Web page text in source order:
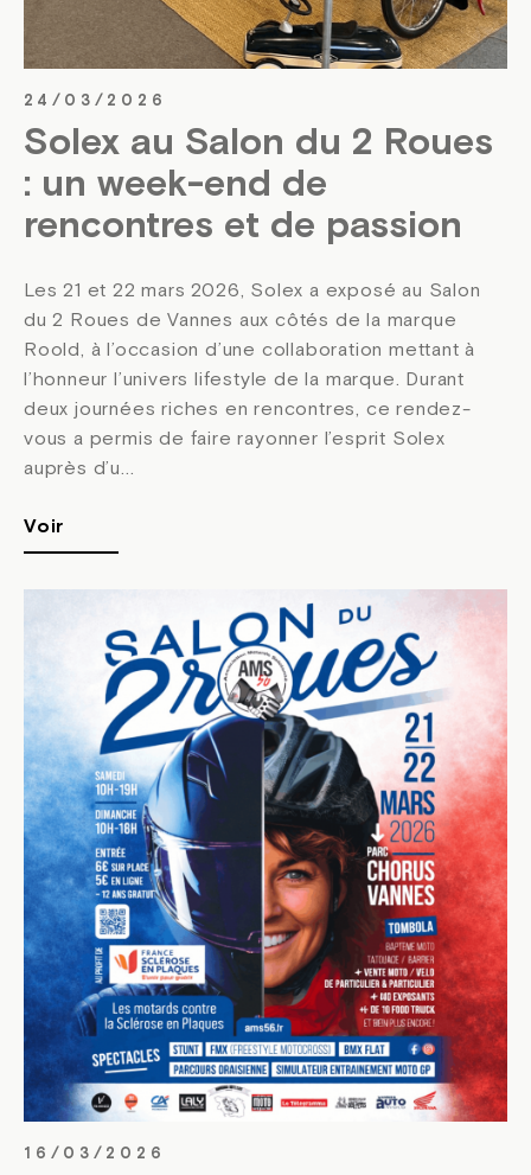
24/03/2026
Solex au Salon du 2 Roues
: un week-end de
rencontres et de passion
Les 21 et 22 mars 2026, Solex a exposé au Salon
du 2 Roues de Vannes aux côtés de la marque
Roold, à l’occasion d’une collaboration mettant à
l’honneur l’univers lifestyle de la marque. Durant
deux journées riches en rencontres, ce rendez-
vous a permis de faire rayonner l’esprit Solex
auprès d’u...
Voir
16/03/2026